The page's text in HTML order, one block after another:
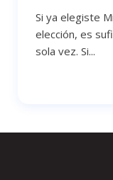
Si ya elegiste
elección, es
sola vez. Si...